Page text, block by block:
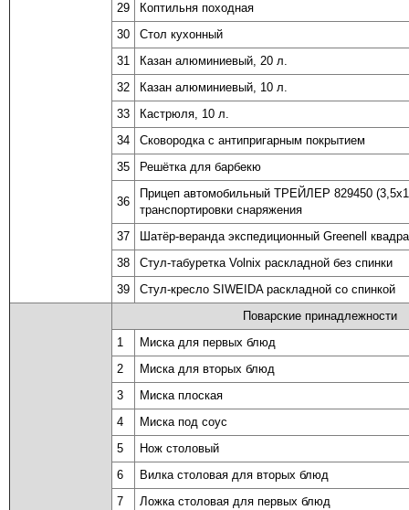
29
Коптильня походная
30
Стол кухонный
31
Казан алюминиевый, 20 л.
32
Казан алюминиевый, 10 л.
33
Кастрюля, 10 л.
34
Сковородка с антипригарным покрытием
35
Решётка для барбекю
36
Прицеп автомобильный ТРЕЙЛЕР 829450
транспортировки снаряжения
37
Шатёр-веранда экспедиционный Greenell
38
Стул-табуретка Volnix раскладной без спинки
39
Стул-кресло SIWEIDA раскладной со спинкой
Поварские принадлежности
1
Миска для первых блюд
2
Миска для вторых блюд
3
Миска плоская
4
Миска под соус
5
Нож столовый
6
Вилка столовая для вторых блюд
7
Ложка столовая для первых блюд